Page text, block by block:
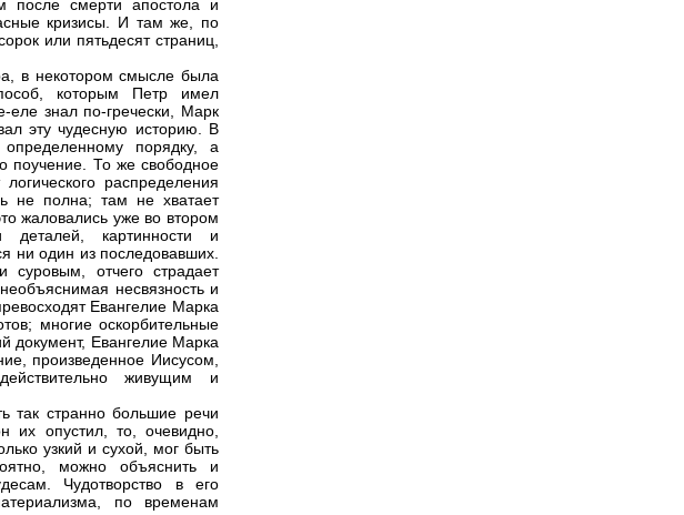
после смерти апостола и
кризисы. И там же, по
или пятьдесят страниц,
в некотором смысле была
которым Петр имел
еле знал по-гречески, Марк
эту чудесную историю. В
порядку, а
поучение. То же свободное
распределения
не полна; там не хватает
жаловались уже во втором
деталей, картинности и
ни один из последовавших.
отчего страдает
несвязность и
Евангелие Марка
многие оскорбительные
документ, Евангелие Марка
произведенное Иисусом,
живущим и
так странно большие речи
опустил, то, очевидно,
узкий и сухой, мог быть
можно объяснить и
Чудотворство в его
по временам